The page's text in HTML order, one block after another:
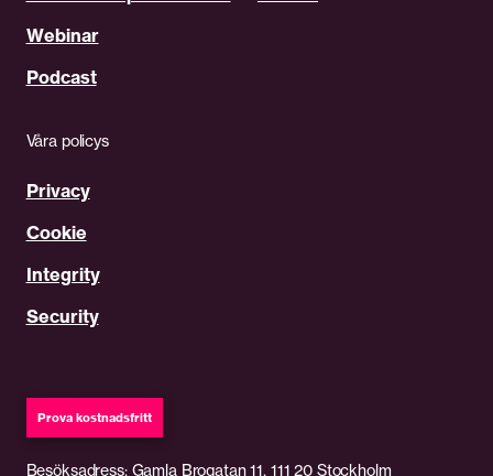
Webinar
Podcast
Våra policys
Privacy
Cookie
Integrity
Security
Prova kostnadsfritt
Besöksadress: Gamla Brogatan 11, 111 20 Stockholm